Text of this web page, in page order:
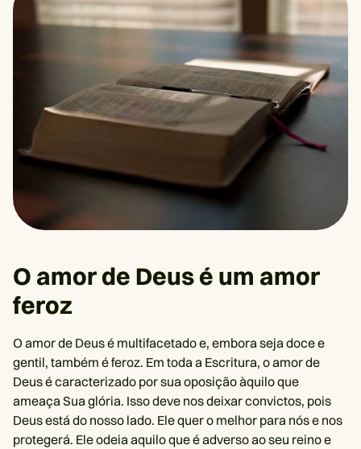
O amor de Deus é um amor
feroz
O amor de Deus é multifacetado e, embora seja doce e
gentil, também é feroz. Em toda a Escritura, o amor de
Deus é caracterizado por sua oposição àquilo que
ameaça Sua glória. Isso deve nos deixar convictos, pois
Deus está do nosso lado. Ele quer o melhor para nós e nos
protegerá. Ele odeia aquilo que é adverso ao seu reino e